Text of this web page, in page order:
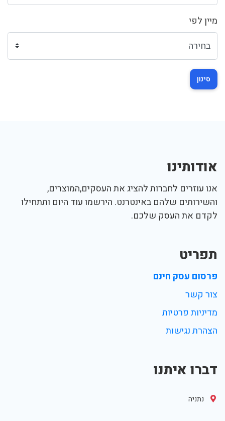
מיין לפי
סינון
אודותינו
אנו עוזרים לחברות להציג את העסקים,המוצרים,
והשירותים שלהם באינטרנט. הירשמו עוד היום ותתחילו
לקדם את העסק שלכם.
תפריט
פרסום עסק חינם
צור קשר
מדיניות פרטיות
הצהרת נגישות
דברו איתנו
נתניה